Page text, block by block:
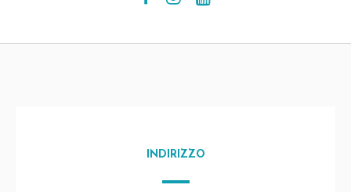
INDIRIZZO